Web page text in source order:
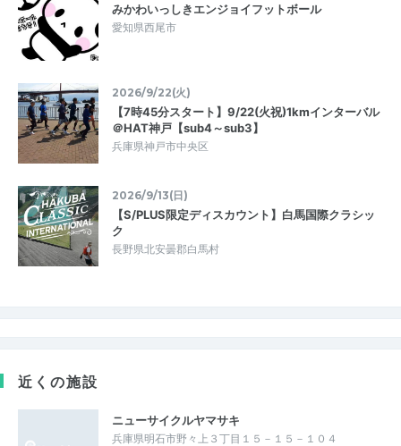
みかわいっしきエンジョイフットボール
愛知県西尾市
2026/9/22(火)
【7時45分スタート】9/22(火祝)1kmインターバル
＠HAT神戸【sub4～sub3】
兵庫県神戸市中央区
2026/9/13(日)
【S/PLUS限定ディスカウント】白馬国際クラシッ
ク
長野県北安曇郡白馬村
近くの施設
ニューサイクルヤマサキ
兵庫県明石市野々上３丁目１５－１５－１０４